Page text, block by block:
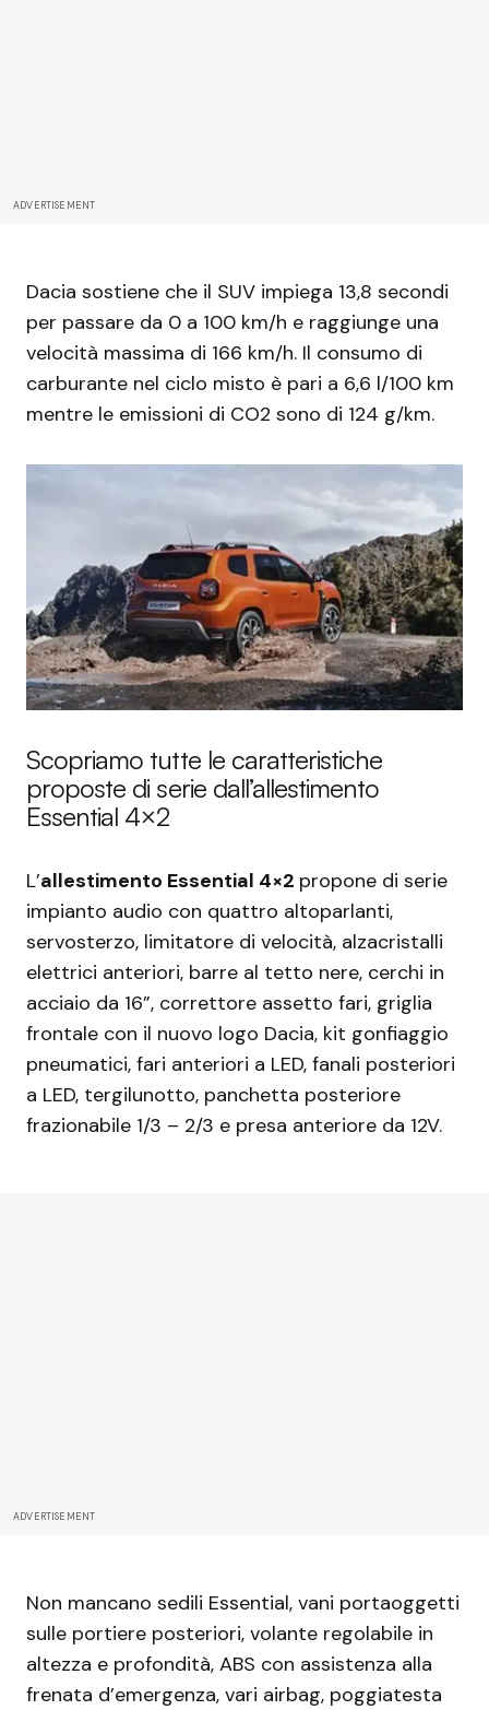
ADVERTISEMENT
Dacia sostiene che il SUV impiega 13,8 secondi
per passare da 0 a 100 km/h e raggiunge una
velocità massima di 166 km/h. Il consumo di
carburante nel ciclo misto è pari a 6,6 l/100 km
mentre le emissioni di CO2 sono di 124 g/km.
Scopriamo tutte le caratteristiche
proposte di serie dall’allestimento
Essential 4×2
L’allestimento Essential 4×2 propone di serie
impianto audio con quattro altoparlanti,
servosterzo, limitatore di velocità, alzacristalli
elettrici anteriori, barre al tetto nere, cerchi in
acciaio da 16”, correttore assetto fari, griglia
frontale con il nuovo logo Dacia, kit gonfiaggio
pneumatici, fari anteriori a LED, fanali posteriori
a LED, tergilunotto, panchetta posteriore
frazionabile 1/3 – 2/3 e presa anteriore da 12V.
ADVERTISEMENT
Non mancano sedili Essential, vani portaoggetti
sulle portiere posteriori, volante regolabile in
altezza e profondità, ABS con assistenza alla
frenata d’emergenza, vari airbag, poggiatesta